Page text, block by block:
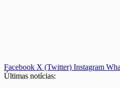
Facebook X (Twitter) Instagram
Últimas notícias: